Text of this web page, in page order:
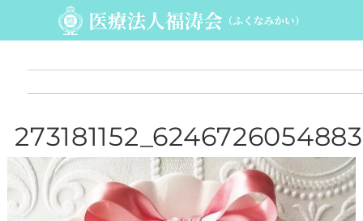
273181152_6246726054883
85_3805854225662427307
_n